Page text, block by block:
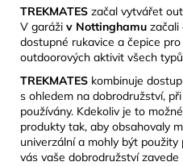
TREKMATES začal vytvářet
V garáži v Nottinghamu začali
dostupné rukavice a čepice
outdoorových aktivit všech
TREKMATES kombinuje
s ohledem na dobrodružství,
používány. Kdekoliv je to
produkty tak, aby obsahovaly
univerzální a mohly být
vás vaše dobrodružství zavede